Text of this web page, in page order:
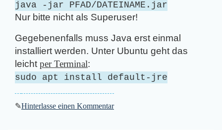
java -jar PFAD/DATEINAME.jar
Nur bitte nicht als Superuser!
Gegebenenfalls muss Java erst einmal
installiert werden. Unter Ubuntu geht das
leicht per Terminal:
sudo apt install default-jre
✎Hinterlasse einen Kommentar